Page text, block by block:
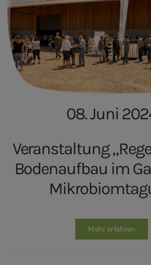
08. Juni
Veranstaltung
Bodenaufbau im
Mehr erfahren